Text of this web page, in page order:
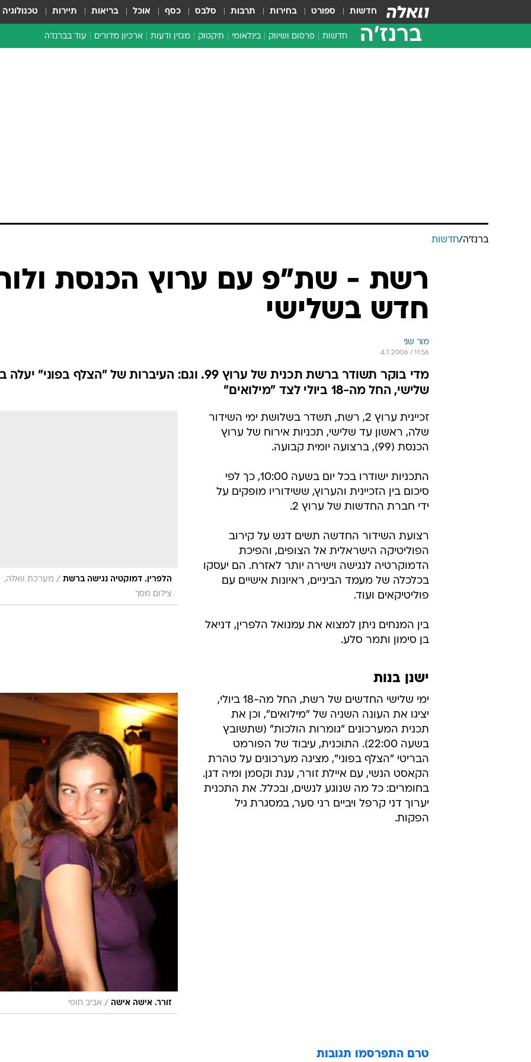
חדשות ספורט בחירות תרבות סלבס כסף אוכל בריאות תיירות טכנולוגיה
ברנז'ה חדשות פרסום ושיווק בינלאומי תיקטוק מגזין ודעות ארכיון מדורים עוד בברנז'ה
ברנז'ה/חדשות
רשת - שת"פ עם ערוץ הכנסת
חדש בשלישי
מור שני
4.7.2006 / 11:56
מדי בוקר תשודר ברשת תכנית של ערוץ 99. וגם: העיברות של "הצלף בפוני"
שלישי, החל מה-18 ביולי לצד "מילואים"
הלפרין. דמוקטיה נגישה ברשת / מערכת וואלה,
צילום מסך
זכיינית ערוץ 2, רשת, תשדר בשלושת ימי השידור
שלה, ראשון עד שלישי, תכניות אירוח של ערוץ
הכנסת (99), ברצועה יומית קבועה.
התכניות ישודרו בכל יום בשעה 10:00, כך לפי
סיכום בין הזכיינית והערוץ, ששידוריו מופקים על
ידי חברת החדשות של ערוץ 2.
רצועת השידור החדשה תשים דגש על קירוב
הפוליטיקה הישראלית אל הצופים, והפיכת
הדמוקרטיה לנגישה וישירה יותר לאזרח. הם יעסקו
בכלכלה של מעמד הביניים, ראיונות אישיים עם
פוליטיקאים ועוד.
בין המנחים ניתן למצוא את עמנואל הלפרין, דניאל
בן סימון ותמר סלע.
ישנן בנות
זורר. אישה אישה / אביב חופי
ימי שלישי החדשים של רשת, החל מה-18 ביולי,
יציגו את העונה השניה של "מילואים", וכן את
תכנית המערכונים "גומרות הולכות" (שתשובץ
בשעה 22:00). התוכנית, עיבוד של הפורמט
הבריטי "הצלף בפוני", מציגה מערכונים על טהרת
הקאסט הנשי, עם איילת זורר, ענת וקסמן ומיה דגן.
בחומרים: כל מה שנוגע לנשים, ובכלל. את התכנית
יערוך דני קרפל ויביים רני סער, במסגרת גיל
הפקות.
טרם התפרסמו תגובות